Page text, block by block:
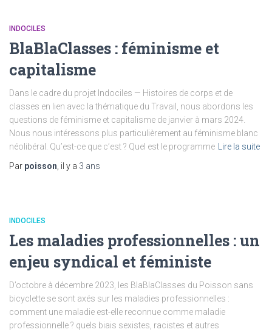
INDOCILES
BlaBlaClasses : féminisme et
capitalisme
Dans le cadre du projet Indociles — Histoires de corps et de
classes en lien avec la thématique du Travail, nous abordons les
questions de féminisme et capitalisme de janvier à mars 2024.
Nous nous intéressons plus particulièrement au féminisme blanc
néolibéral. Qu’est-ce que c’est ? Quel est le programme
Lire la suite
Par poisson , il y a 3 ans
INDOCILES
Les maladies professionnelles : un
enjeu syndical et féministe
D’octobre à décembre 2023, les BlaBlaClasses du Poisson sans
bicyclette se sont axés sur les maladies professionnelles :
comment une maladie est-elle reconnue comme maladie
professionnelle ? quels biais sexistes, racistes et autres